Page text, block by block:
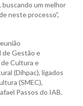
um melhor
neste processo”,
de Gestão e
Cultura e
(Dihpac), ligados
(SMEC),
Passos do IAB.